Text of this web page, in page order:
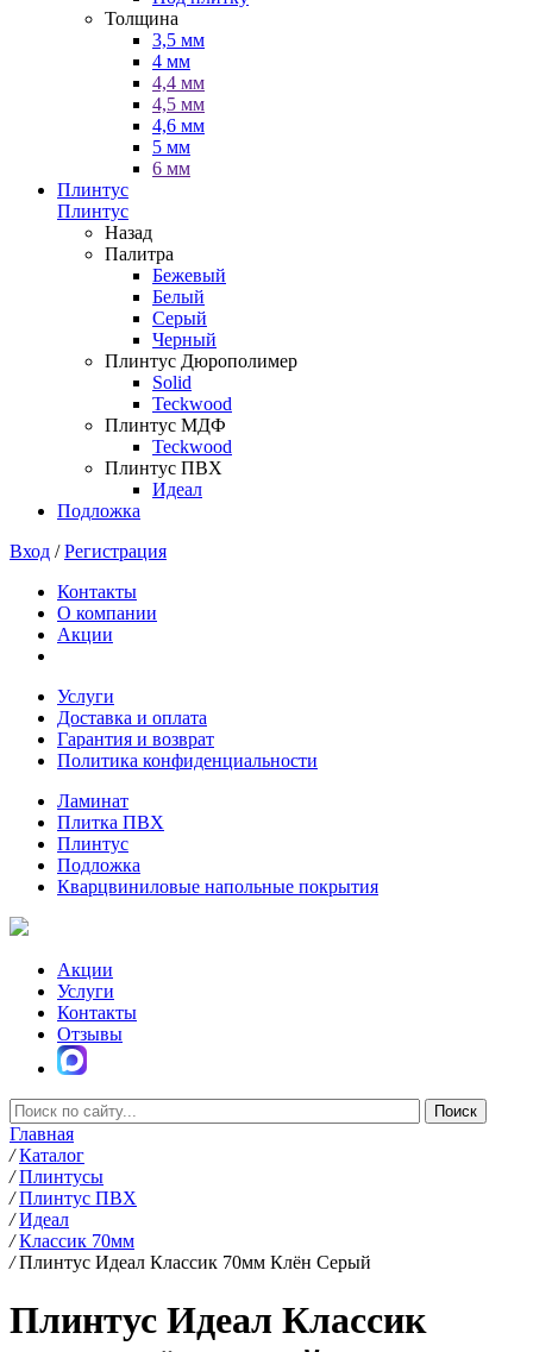
Толщина
3,5 мм
4 мм
4,4 мм
4,5 мм
4,6 мм
5 мм
6 мм
Плинтус
Плинтус
Назад
Палитра
Бежевый
Белый
Серый
Черный
Плинтус Дюрополимер
Solid
Teckwood
Плинтус МДФ
Teckwood
Плинтус ПВХ
Идеал
Подложка
Вход /Регистрация
Контакты
О компании
Акции
Услуги
Доставка и оплата
Гарантия и возврат
Политика конфиденциальности
Ламинат
Плитка ПВХ
Плинтус
Подложка
Кварцвиниловые напольные покрытия
Акции
Услуги
Контакты
Отзывы
Главная
/ Каталог
/ Плинтусы
/ Плинтус ПВХ
/ Идеал
/ Классик 70мм
/ Плинтус Идеал Классик 70мм Клён Серый
Плинтус Идеал Классик